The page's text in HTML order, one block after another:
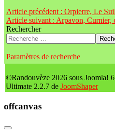
Article précédent : Orpierre, Le
Article suivant : Arpavon, Curnier,
Rechercher
Paramètres de recherche
©Randouvèze 2026 sous Joomla!
Ultimate 2.2.7 de JoomShaper
offcanvas